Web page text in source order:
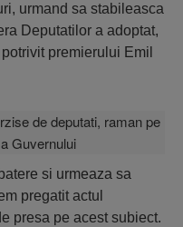
urmand sa stabileasca
Deputatilor a adoptat,
premierului Emil
si urmeaza sa
pregatit actul
presa pe acest subiect.